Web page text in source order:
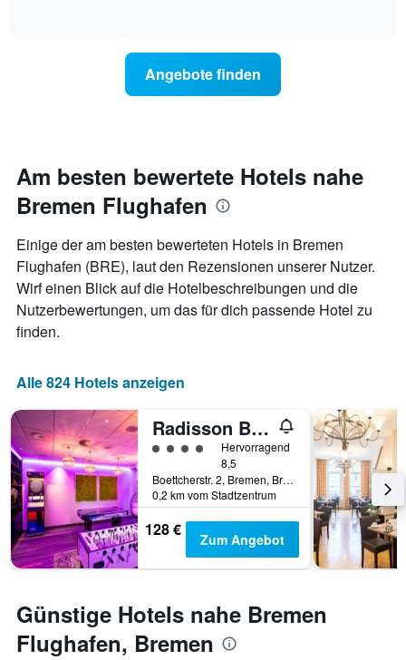
Zimmerpreis
näher
das
Aufenthaltsdatum
rückt.
Diagramm
hat
1
X-
Achse,
die
der
Tage
vor
dem
Aufenthalt
anzeigt
Das
Diagramm
hat
1
Y-
den
durchschnittlichen
Zimmerpreis
Angebote finden
Am besten bewertete Hotels nahe
Bremen Flughafen
Einige der am besten bewerteten Hotels in Bremen
Flughafen (BRE), laut den Rezensionen unserer Nutzer.
Wirf einen Blick auf die Hotelbeschreibungen und die
Nutzerbewertungen, um das für dich passende Hotel zu
finden.
Alle 824 Hotels anzeigen
Radisson Blu Hotel, Bremen
Bewertungskategorie 4
Hervorragend
8,5
Boettcherstr. 2, Bremen, Bremen, Deutschland
0,2 km vom Stadtzentrum
128 € Zum Angebot
Günstige Hotels nahe Bremen
Flughafen, Bremen